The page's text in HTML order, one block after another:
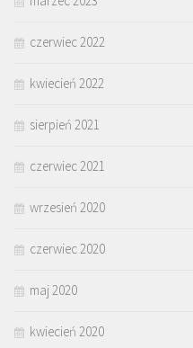
czerwiec 2022
kwiecień 2022
sierpień 2021
czerwiec 2021
wrzesień 2020
czerwiec 2020
maj 2020
kwiecień 2020